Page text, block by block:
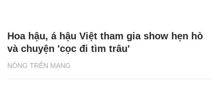
NÓNG TRÊN MẠNG
Hoa hậu, á hậu Việt tham gia show hẹn hò
và chuyện 'cọc đi tìm trâu'